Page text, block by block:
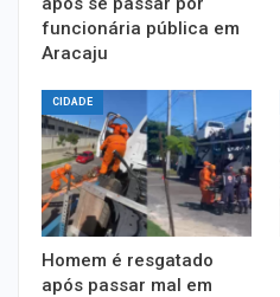
funcionária pública em
Aracaju
CIDADE
Homem é resgatado
após passar mal em